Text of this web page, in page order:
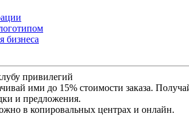
бизнеса
привилегий
ими до 15% стоимости заказа.
и предложения.
в копировальных центрах и онлайн.